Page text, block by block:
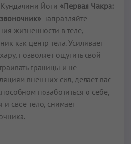
Йоги «Первая Чакра:
направляйте
жизненности в теле,
как центр тела. Усиливает
позволяет ощутить свой
границы и не
внешних сил, делает вас
позаботиться о себе,
и свое тело, снимает